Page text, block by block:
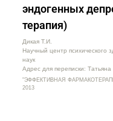
эндогенных
терапия)
Дикая Т.И.
Научный центр психического
наук
Адрес для переписки:
"ЭФФЕКТИВНАЯ
2013